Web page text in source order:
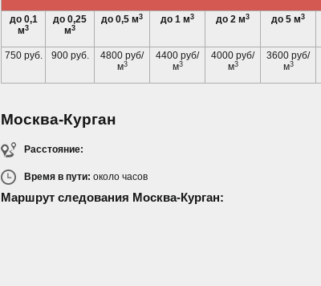
до 0,1
м3
до 0,25
м3
до 0,5 м3 до 1 м3 до 2 м3 до 5 м3
750 руб. 900 руб.
4800 руб/
м3
4400 руб/
м3
4000 руб/
м3
3600 руб/
м3
Москва-Курган
Расстояние:
Время в пути: около часов
Маршрут следования Москва-Курган: